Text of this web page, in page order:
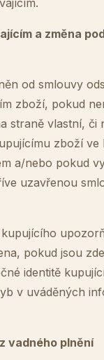
a změna
od smlouvy
zboží, pokud
straně vlastní, či
zboží ve
a/nebo pokud
uzavřenou
pokud jsou
identitě
v uváděných
vadného plnění